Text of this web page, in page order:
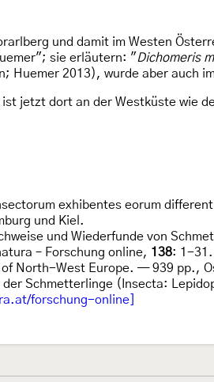
und damit im Westen
sie erläutern: "Dichomeris
2013), wurde aber auch
jetzt dort an der Westküste wie
exhibentes eorum
und Kiel.
und Wiederfunde von
– Forschung online, 138: 1-31.
of North-West Europe. — 939 pp.,
der Schmetterlinge (Insecta:
forschung-online]